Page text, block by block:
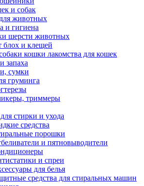
и собак
животных
и гигиена
шерсти животных
блох и клещей
кошки лакомства для кошек
запаха
сумки
груминга
триммеры
стирки и ухода
средства
порошки
и пятновыводители
и спреи
для белья
средства для стиральных машин